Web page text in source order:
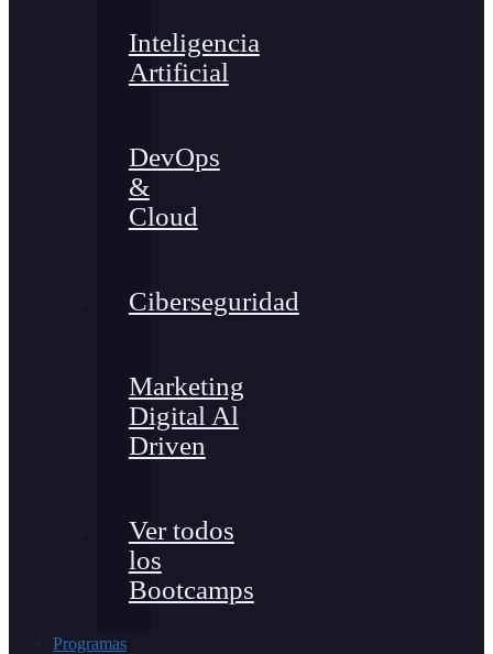
Inteligencia
Artificial
DevOps
&
Cloud
Ciberseguridad
Marketing
Digital Al
Driven
Ver todos
los
Bootcamps
Programas